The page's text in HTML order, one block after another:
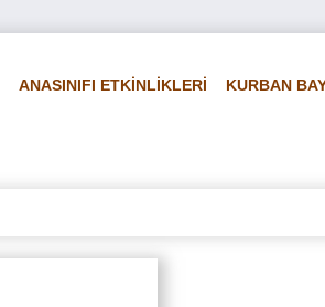
ANASINIFI ETKİNLİKLERİ KURBAN